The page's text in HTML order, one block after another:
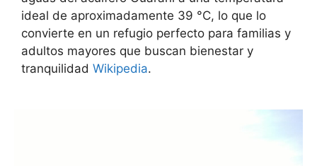
ideal de aproximadamente 39 °C, lo que lo
convierte en un refugio perfecto para familias y
adultos mayores que buscan bienestar y
tranquilidad Wikipedia.